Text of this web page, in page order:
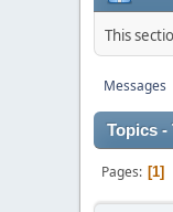
This
Messages
Topics -
Pages 1